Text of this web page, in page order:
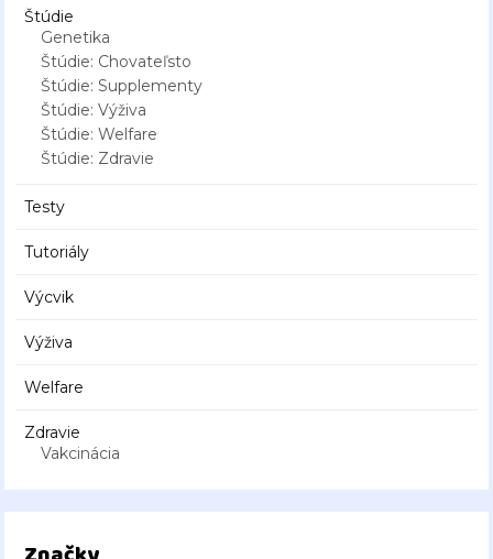
Štúdie
Genetika
Štúdie: Chovateľsto
Štúdie: Supplementy
Štúdie: Výživa
Štúdie: Welfare
Štúdie: Zdravie
Testy
Tutoriály
Výcvik
Výživa
Welfare
Zdravie
Vakcinácia